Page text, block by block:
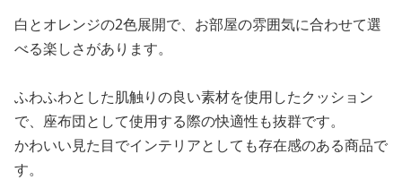
白とオレンジの2色展開で、お部屋の雰囲気に合わせて選
べる楽しさがあります。
ふわふわとした肌触りの良い素材を使用したクッション
で、座布団として使用する際の快適性も抜群です。
かわいい見た目でインテリアとしても存在感のある商品で
す。